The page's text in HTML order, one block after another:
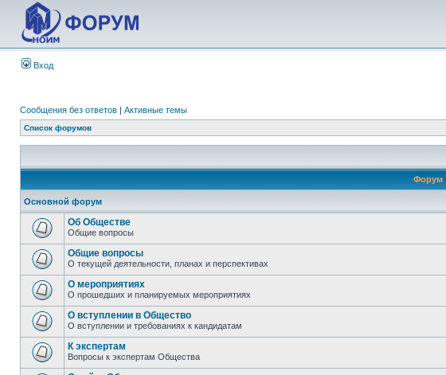
Вход
Сообщения без ответов | Активные темы
Список форумов
Форум
Основной форум
Об Обществе
Общие вопросы
Общие вопросы
О текущей деятельности, планах и перспективах
О мероприятиях
О прошедших и планируемых мероприятиях
О вступлении в Общество
О вступлении и требованиях к кандидатам
К экспертам
Вопросы к экспертам Общества